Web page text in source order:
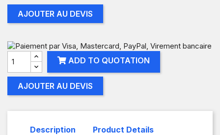
AJOUTER AU DEVIS
ADD TO QUOTATION
AJOUTER AU DEVIS
Description Product Details